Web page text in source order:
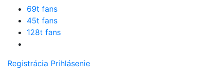
69t fans
45t fans
128t fans
Registrácia Prihlásenie